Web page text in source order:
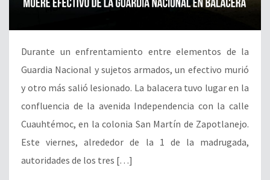
Durante un enfrentamiento entre elementos de la
Guardia Nacional y sujetos armados, un efectivo murió
y otro más salió lesionado. La balacera tuvo lugar en la
confluencia de la avenida Independencia con la calle
Cuauhtémoc, en la colonia San Martín de Zapotlanejo.
Este viernes, alrededor de la 1 de la madrugada,
autoridades de los tres […]